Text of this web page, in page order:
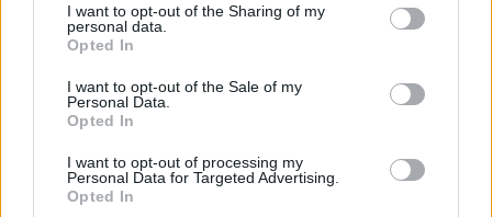
I want to opt-out of the Sharing of my
personal data.
Opted In
I want to opt-out of the Sale of my
Personal Data.
Opted In
I want to opt-out of processing my
Personal Data for Targeted Advertising.
Opted In
κατηγορία της«πρόκλησης μίσους ή
εχθρότητας μεταξύ των πολιτών ή
εξύβρισης».
και επέστρεψαν στην Ελλάδα, ενώ το δικαστήριο
επέβαλε και στους δύο ποινή φυλάκισης